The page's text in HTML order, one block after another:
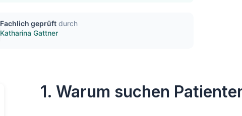
Fachlich geprüft durch
Katharina Gattner
1. Warum suchen